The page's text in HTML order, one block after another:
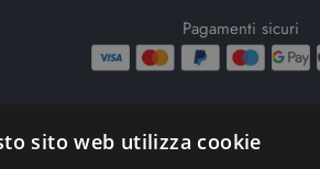
Pagamenti sicuri
Copyright© Rework Labs S.r.l –
sito web utilizza cookie